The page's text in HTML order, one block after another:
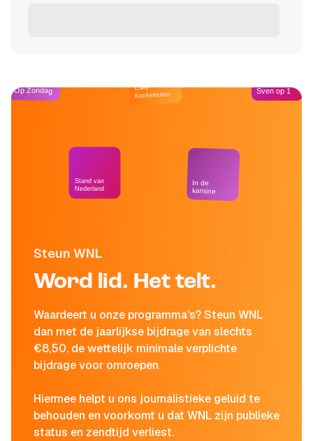
Steun WNL
Word lid. Het telt.
Waardeert u onze programma's? Steun WNL
dan met de jaarlijkse bijdrage van slechts
€8,50, de wettelijk minimale verplichte
bijdrage voor omroepen.
Hiermee helpt u ons journalistieke geluid te
behouden en voorkomt u dat WNL zijn publieke
status en zendtijd verliest.
Op Zondag
Stand van
Nederland
Café
Kockelmann
In de
kantine
Sven op 1